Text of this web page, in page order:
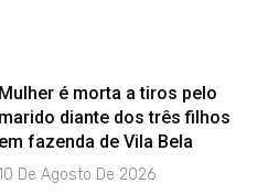
Mulher é morta a tiros pelo
marido diante dos três filhos
em fazenda de Vila Bela
De Agosto De 2026